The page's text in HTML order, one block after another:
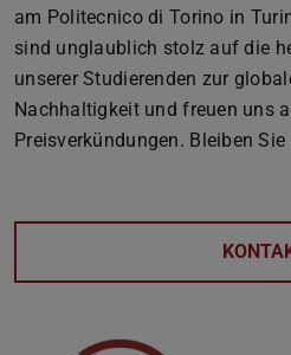
am Politecnico di Torino in
sind unglaublich stolz auf die
unserer Studierenden zur
Nachhaltigkeit und freuen uns
Preisverkündungen. Bleiben